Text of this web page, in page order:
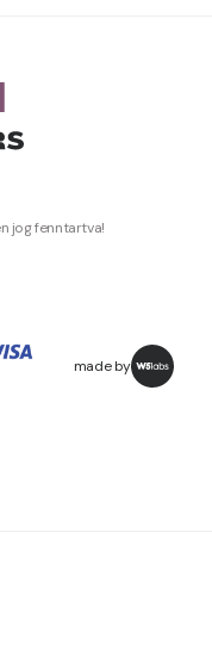
jog fenntartva!
made by